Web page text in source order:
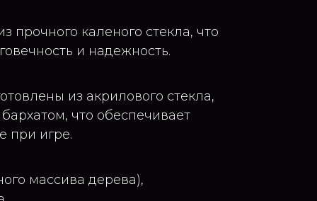
прочного каленого стекла, что
и надежность.
из акрилового стекла,
что обеспечивает
при игре.
массива дерева),